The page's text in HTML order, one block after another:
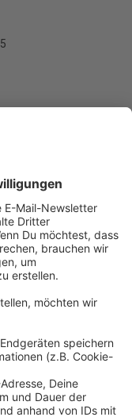
Musik aus
35-Jährigen vor
Es sollten
Studio, in
wurden.
was nicht
Musiker mit
hat er auf
neuen Platte